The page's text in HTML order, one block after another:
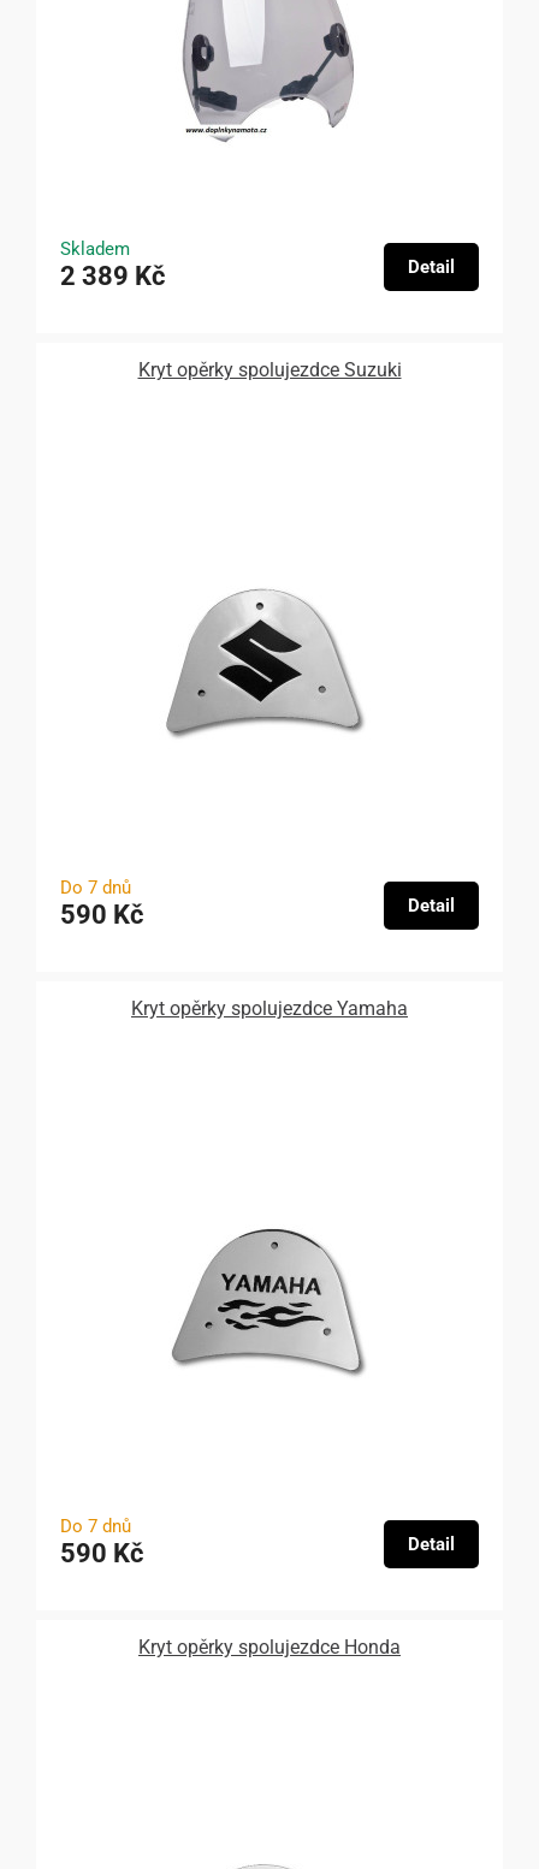
Skladem
2 389 Kč Detail
Kryt opěrky spolujezdce Suzuki
Do 7 dnů
590 Kč Detail
Kryt opěrky spolujezdce Yamaha
Do 7 dnů
590 Kč Detail
Kryt opěrky spolujezdce Honda